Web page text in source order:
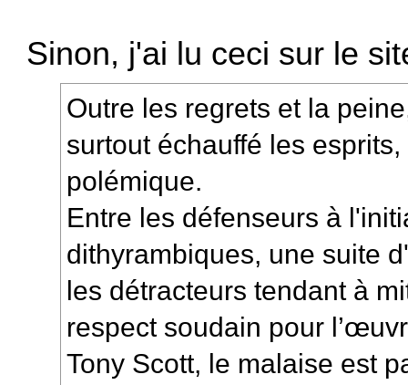
Sinon, j'ai lu ceci sur le
Outre les regrets et la
surtout échauffé les
polémique.
Entre les défenseurs à
dithyrambiques, une suite
les détracteurs tendant à
respect soudain pour
Tony Scott, le malaise est